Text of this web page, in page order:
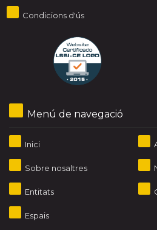
Condicions d'ús
Menú de navegació
Inici
Sobre nosaltres
Entitats
Espais